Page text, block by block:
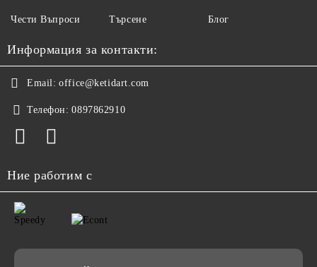
Чести Въпроси Търсене Блог
Информация за контакти:
Email: office@ketidart.com
Телефон: 0897862910
Ние работим с